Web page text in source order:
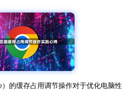
）的缓存占用调节操作对于优化电脑性